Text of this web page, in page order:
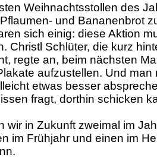
Weihnachtsstollen des
und Bananenbrot
sich einig: diese Aktion
Christl Schlüter, die kurz
regte an, beim nächsten
aufzustellen. Und man
etwas besser
fragt, dorthin schicken
wir in Zukunft zweimal im
im Frühjahr und einen im